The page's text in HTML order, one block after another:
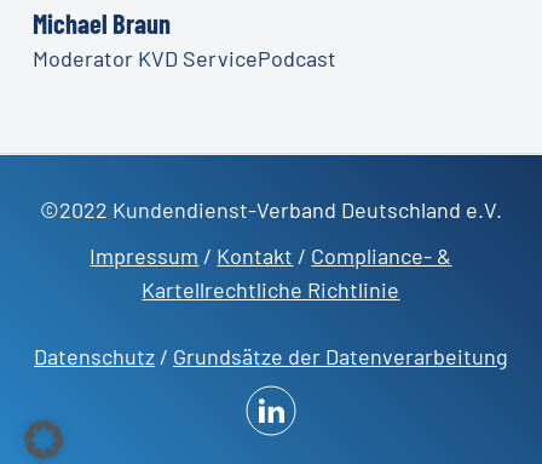
Michael Braun
Moderator KVD ServicePodcast
©2022 Kundendienst-Verband Deutschland e.V.
Impressum / Kontakt / Compliance- &
Kartellrechtliche Richtlinie
Datenschutz/ Grundsätze der Datenverarbeitung